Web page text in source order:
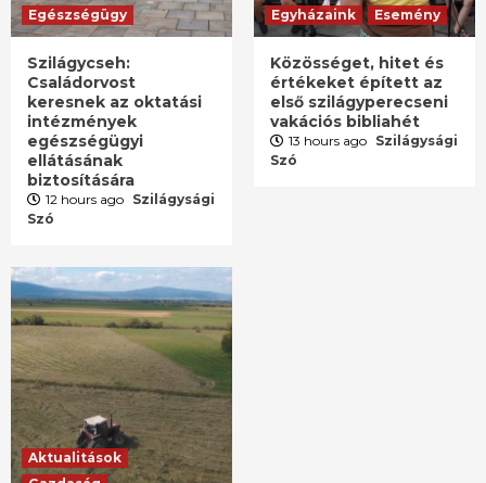
Egészségügy
Szilágycseh:
Családorvost
keresnek az oktatási
intézmények
egészségügyi
ellátásának
biztosítására
12 hours ago Szilágysági
Szó
Egyházaink
Esemény
Közösséget, hitet és
értékeket épített az
első szilágyperecseni
vakációs bibliahét
13 hours ago Szilágysági
Szó
Aktualitások